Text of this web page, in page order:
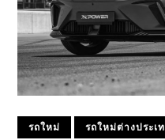
รถใหม่ รถใหม่ต่างประเ